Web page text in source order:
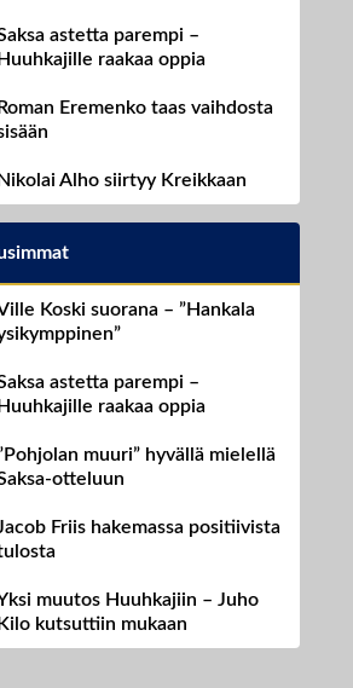
astetta parempi –
Huuhkajille raakaa oppia
Roman Eremenko taas vaihdosta
Nikolai Alho siirtyy Kreikkaan
Koski suorana – ”Hankala
astetta parempi –
Huuhkajille raakaa oppia
muuri” hyvällä mielellä
otteluun
Friis hakemassa positiivista
muutos Huuhkajiin – Juho
Kilo kutsuttiin mukaan